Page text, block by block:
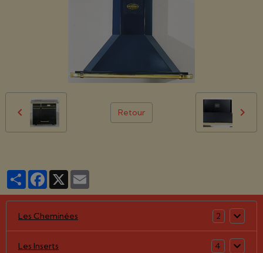
Retour
PartagerFacebook
X
Les Cheminées 2
Les Inserts 4